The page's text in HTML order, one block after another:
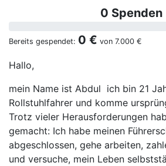
0 Spenden
Bereits gespendet: 0 € von 7.000 €
Hallo,
mein Name ist Abdul ich bin 21
Rollstuhlfahrer und komme
Trotz vieler Herausforderungen
gemacht: Ich habe meinen
abgeschlossen, gehe arbeiten,
und versuche, mein Leben